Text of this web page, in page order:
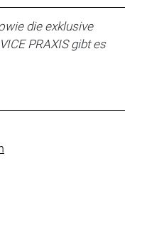
die exklusive
PRAXIS gibt es